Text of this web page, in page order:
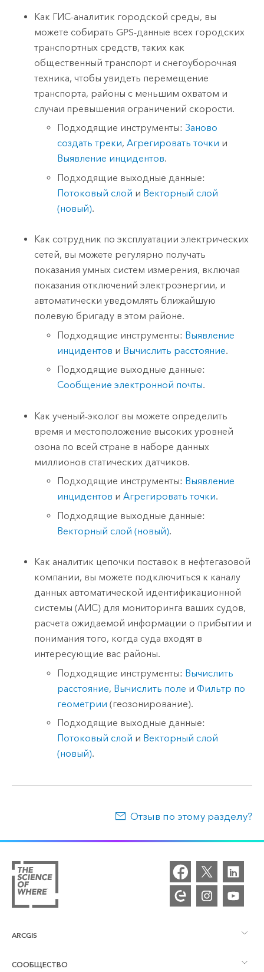
Как ГИС-аналитик городской среды, вы
можете собирать GPS-данные всех городских
транспортных средств, таких как
общественный транспорт и снегоуборочная
техника, чтобы увидеть перемещение
транспорта, районы с меньшим охватом и
случаи превышения ограничений скорости.
Подходящие инструменты:Заново
создать треки,Агрегировать точки и
Выявление инцидентов.
Подходящие выходные данные:
Потоковый слой и Векторный слой
(новый).
Как сотрудник по эксплуатации электрических
сетей, вы можете регулярно получать
показания умных систем измерения, включая
показания отключений электроэнергии, и
автоматически уведомлять ближайшую
полевую бригаду в этом районе.
Подходящие инструменты: Выявление
инцидентов и Вычислить расстояние.
Подходящие выходные данные:
Сообщение электронной почты.
Как ученый-эколог вы можете определить
время и местоположение высоких уровней
озона по всей стране в наборе данных
миллионов статических датчиков.
Подходящие инструменты: Выявление
инцидентов иАгрегировать точки.
Подходящие выходные данные:
Векторный слой (новый).
Как аналитик цепочки поставок в нефтегазовой
компании, вы можете подключиться к каналу
данных автоматической идентификационной
системы (АИС) для мониторинга ваших судов,
расчета ожидаемой информации о прибытии и
понимания того, когда суда входят в
интересующие вас районы.
Подходящие инструменты: Вычислить
расстояние, Вычислить поле иФильтр по
геометрии (геозонирование).
Подходящие выходные данные:
Потоковый слой и Векторный слой
(новый).
Отзыв по этому разделу?
ARCGIS
Обзор ArcGIS
СООБЩЕСТВО